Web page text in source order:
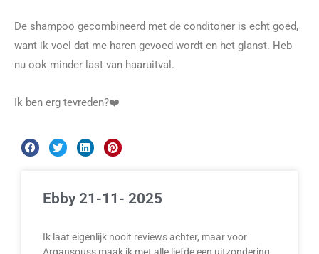
De shampoo gecombineerd met de conditoner is echt goed,
want ik voel dat me haren gevoed wordt en het glanst. Heb
nu ook minder last van haaruitval.
Ik ben erg tevreden?❤️
Ebby 21-11- 2025
Ik laat eigenlijk nooit reviews achter, maar voor